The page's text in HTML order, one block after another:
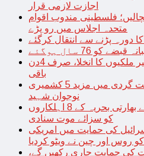
اجازت لازمی قرار
فلسطینی مندوب اقوام
متحدہ اجلاس میں رو پڑے
دورہ پڑنے سے انتقال کرگئے
76 سال ہوگئے
غیر قانونی طور پر مقیم غیر ملکیوں کا انخلا، صرف 4دن
باقی
بھارتی فوج کی ریاستی دہشت گردی میں مزید 5 کشمیری
نوجوان شہید
جاسوسی کا الزام ثابت، قطر نے بھارتی بحریہ کے 8 اہلکاروں
کو سزائے موت سنادی
کی حمایت میں امریکی
کو روس اور چین نے ویٹو کردیا
کی حمایت جاری رکھیں گے،